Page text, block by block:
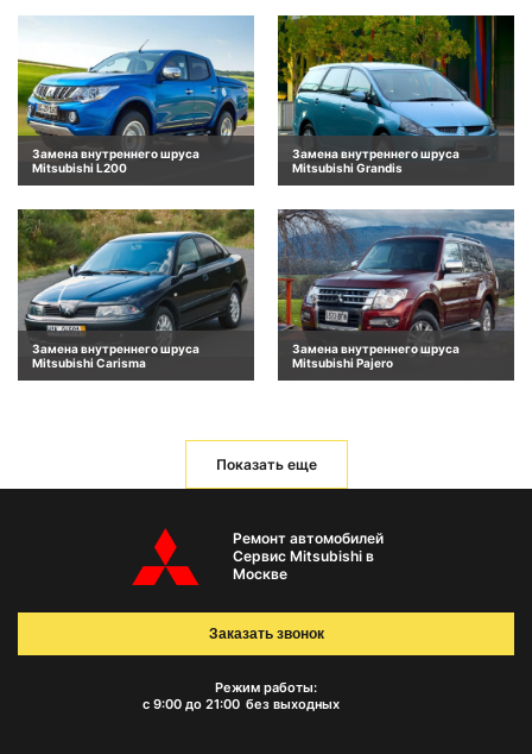
Замена внутреннего шруса
Mitsubishi L200
Замена внутреннего шруса
Mitsubishi Grandis
Замена внутреннего шруса
Mitsubishi Carisma
Замена внутреннего шруса
Mitsubishi Pajero
Показать еще
Ремонт автомобилей
Сервис Mitsubishi в
Москве
Режим работы:
с 9:00 до 21:00 без выходных
Заказать звонок